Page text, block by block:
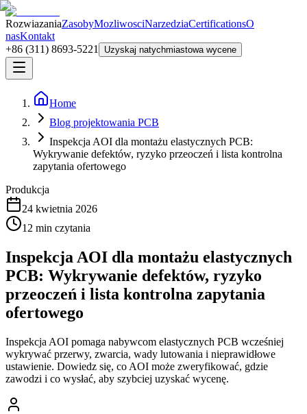
RozwiazaniaZasobyMozliwosciNarzedziaCertificationsO
nasKontakt
+86 (311) 8693-5221
Uzyskaj natychmiastowa wycene
Home
Blog projektowania PCB
Inspekcja AOI dla montażu elastycznych PCB:
Wykrywanie defektów, ryzyko przeoczeń i lista kontrolna
zapytania ofertowego
Produkcja
24 kwietnia 2026
12 min czytania
Inspekcja AOI dla montażu elastycznych
PCB: Wykrywanie defektów, ryzyko
przeoczeń i lista kontrolna zapytania
ofertowego
Inspekcja AOI pomaga nabywcom elastycznych PCB wcześniej
wykrywać przerwy, zwarcia, wady lutowania i nieprawidłowe
ustawienie. Dowiedz się, co AOI może zweryfikować, gdzie
zawodzi i co wysłać, aby szybciej uzyskać wycenę.